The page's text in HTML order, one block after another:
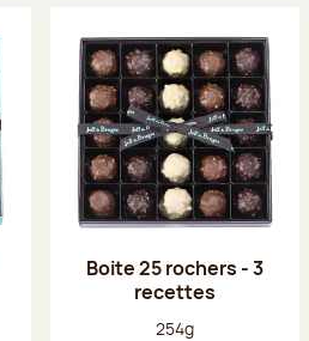
Boite 25 rochers - 3
recettes
Poids net :
254g